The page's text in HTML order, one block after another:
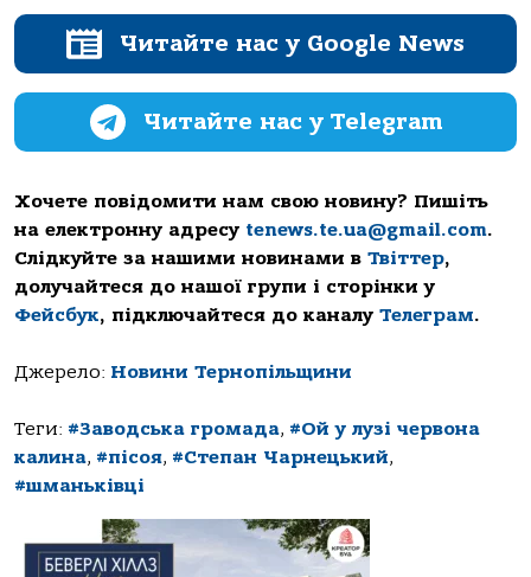
Читайте нас у Google News
Читайте нас у Telegram
Хочете повідомити нам свою новину? Пишіть
на електронну адресу tenews.te.ua@gmail.com.
Слідкуйте за нашими новинами в Твіттер,
долучайтеся до нашої групи і сторінки у
Фейсбук, підключайтеся до каналу Телеграм.
Джерело: Новини Тернопільщини
Теги: #Заводська громада, #Ой у лузі червона
калина, #пісоя, #Степан Чарнецький,
#шманьківці